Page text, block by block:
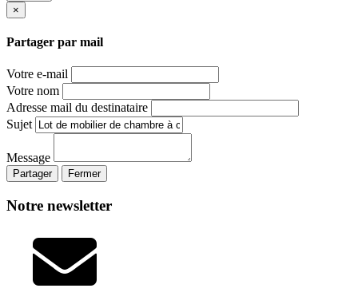
×
Partager par mail
Votre e-mail
Votre nom
Adresse mail du destinataire
Sujet
Message
Partager Fermer
Notre newsletter